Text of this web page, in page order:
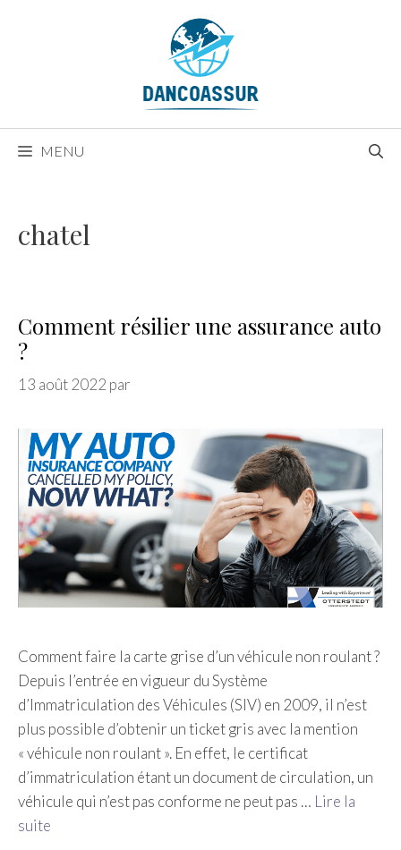
MENU
chatel
Comment résilier une assurance auto
?
13 août 2022 par
Comment faire la carte grise d’un véhicule non roulant ?
Depuis l’entrée en vigueur du Système
d’Immatriculation des Véhicules (SIV) en 2009, il n’est
plus possible d’obtenir un ticket gris avec la mention
« véhicule non roulant ». En effet, le certificat
d’immatriculation étant un document de circulation, un
véhicule qui n’est pas conforme ne peut pas … Lire la
suite